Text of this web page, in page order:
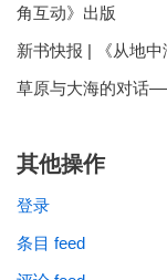
角互动》出版
新书快报 | 《从地
草原与大海的对话
其他操作
登录
条目 feed